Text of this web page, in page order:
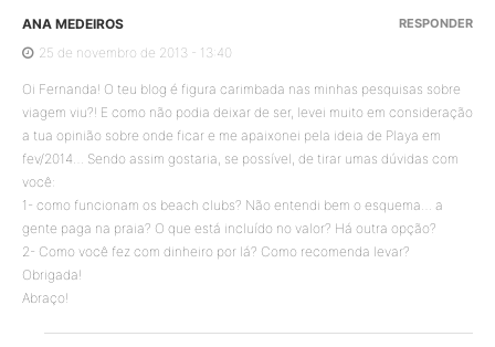
ANA MEDEIROS
25 de novembro de 2013 - 13:40
Oi Fernanda! O teu blog é figura carimbada nas minhas pesquisas sobre
viagem viu?! E como não podia deixar de ser, levei muito em consideração
a tua opinião sobre onde ficar e me apaixonei pela ideia de Playa em
fev/2014… Sendo assim gostaria, se possível, de tirar umas dúvidas com
você:
1- como funcionam os beach clubs? Não entendi bem o esquema… a
gente paga na praia? O que está incluído no valor? Há outra opção?
2- Como você fez com dinheiro por lá? Como recomenda levar?
Obrigada!
Abraço!
RESPONDER